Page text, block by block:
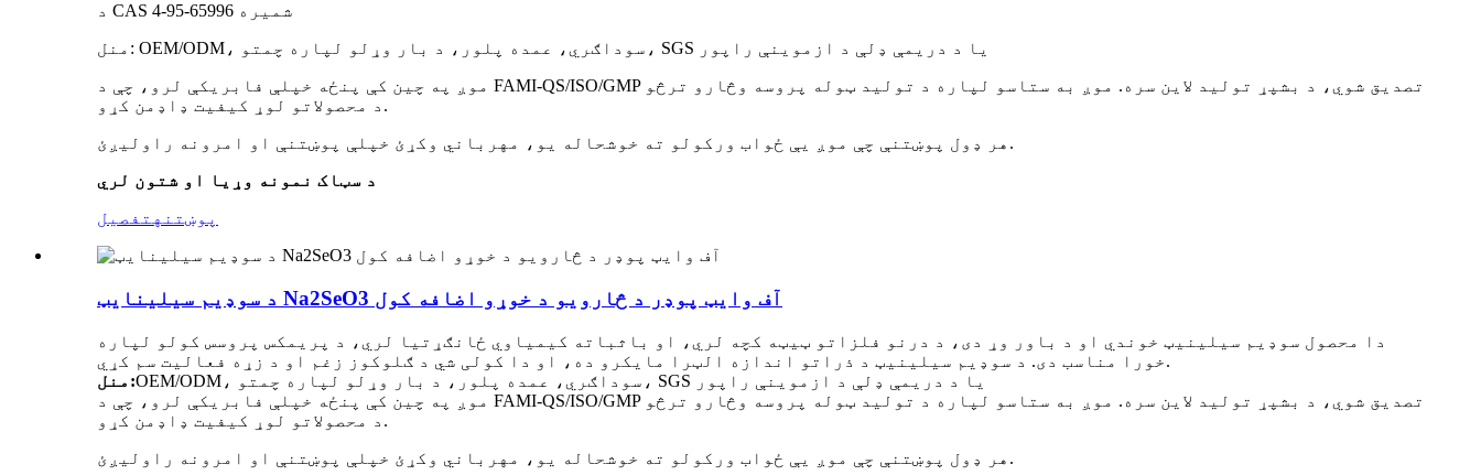
د CAS شمیره 65996-95-4
منل: OEM/ODM، سوداګري، عمده پلور، د بار وړلو لپاره چمتو، SGS یا د دریمې ډلې د ازموینې راپور
موږ په چین کې پنځه خپلې فابریکې لرو، چې د FAMI-QS/ISO/GMP تصدیق شوي، د بشپړ تولید لاین سره. موږ به ستاسو لپاره د تولید ټوله پروسه وڅارو ترڅو
د محصولاتو لوړ کیفیت ډاډمن کړو.
هر ډول پوښتنې چې موږ یې ځواب ورکولو ته خوشحاله یو، مهرباني وکړئ خپلې پوښتنې او امرونه راولیږئ.
د سټاک نمونه وړیا او شتون لري
پوښتنهتفصیل
د سوډیم سیلینایټ Na2SeO3 آف وایټ پوډر د څارویو د خوړو اضافه کول
دا محصول سوډیم سیلینیټ خوندي او د باور وړ دی، د درنو فلزاتو ټیټه کچه لري، او باثباته کیمیاوي ځانګړتیا لري، د پریمکس پروسس کولو لپاره
خورا مناسب دی. د سوډیم سیلینیټ د ذراتو اندازه الټرا مایکرو ده، او دا کولی شي د ګلوکوز زغم او د زړه فعالیت سم کړي.
منل:
OEM/ODM، سوداګري، عمده پلور، د بار وړلو لپاره چمتو، SGS یا د دریمې ډلې د ازموینې راپور
موږ په چین کې پنځه خپلې فابریکې لرو، چې د FAMI-QS/ISO/GMP تصدیق شوي، د بشپړ تولید لاین سره. موږ به ستاسو لپاره د تولید ټوله پروسه وڅارو ترڅو
د محصولاتو لوړ کیفیت ډاډمن کړو.
هر ډول پوښتنې چې موږ یې ځواب ورکولو ته خوشحاله یو، مهرباني وکړئ خپلې پوښتنې او امرونه راولیږئ.